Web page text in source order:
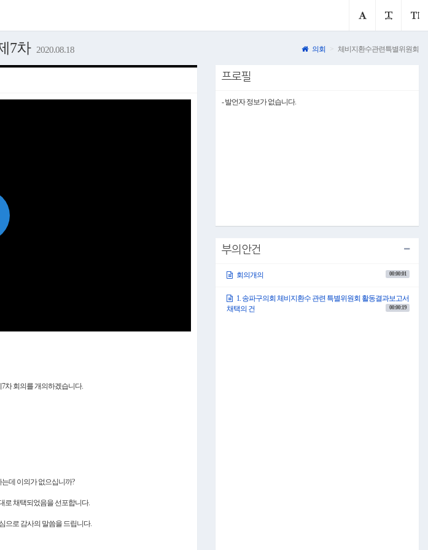
7차 2020.08.18 의회 체비지환수관련특별위원회
차 회의를 개의하겠습니다.
데 이의가 없으십니까?
로 채택되었음을 선포합니다.
으로 감사의 말씀을 드립니다.
프로필
- 발언자 정보가 없습니다.
부의안건
회의개의 00:00:01
1. 송파구의회 체비지환수 관련 특별위원회 활동결과보고서
채택의 건
00:00:19